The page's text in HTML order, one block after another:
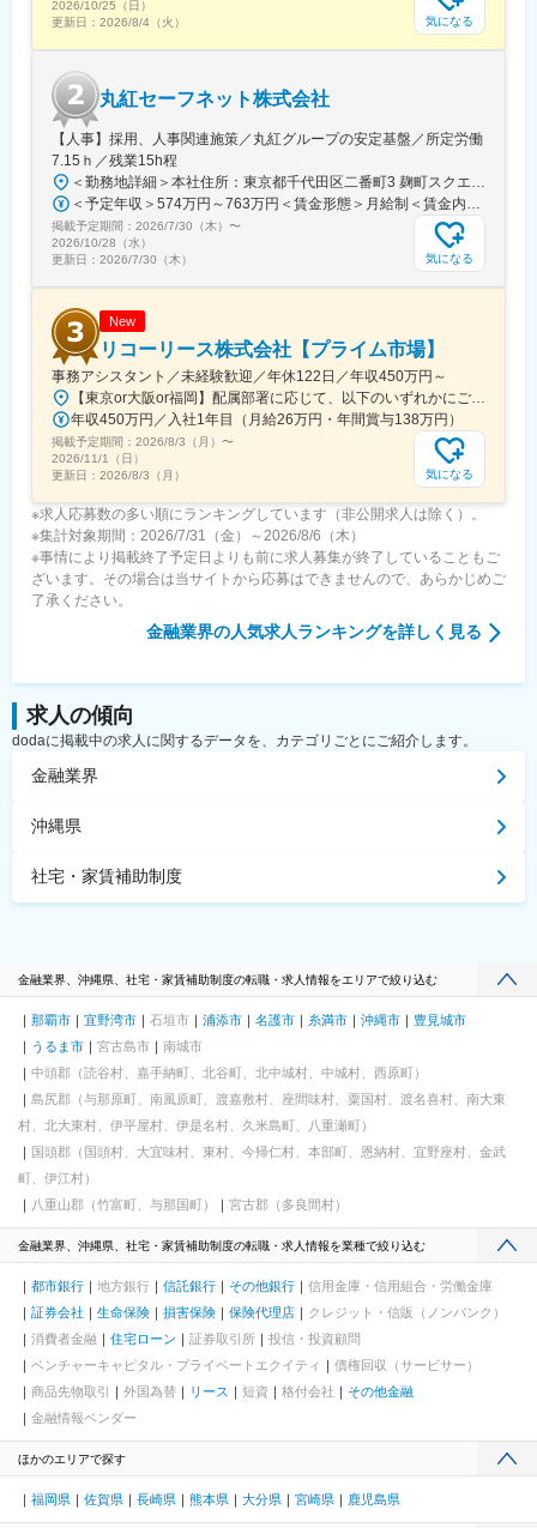
将来的には食農関連企業への融資や信用リスク管理分野など、農
業融資の周辺領域でのキャリアアップが可能です。
■企業の特徴/魅力
当社は社会貢献性と安定的な収益の両立を実現し、フラットな組
織風土のもとで成長を支援します。
変更の範囲：会社の定める業務
2026/10/25（日）
更新日： 2026/8/4（火） 気になる
丸紅セーフネット株式会社
【人事】採用、人事関連施策／丸紅グループの安定基盤／所定労働
7.15ｈ／残業15h程
掲載予定期間： 2026/7/30（木） 〜
2026/10/28（水）
更新日： 2026/7/30（木） 気になる
New
リコーリース株式会社【プライム市場】
事務アシスタント／未経験歓迎／年休122日／年収450万円～
年収450万円／入社1年目（月給26万円・年間賞与138万円）
掲載予定期間： 2026/8/3（月） 〜
2026/11/1（日）
更新日： 2026/8/3（月） 気になる
※求人応募数の多い順にランキングしています（非公開求人は除く）。
※集計対象期間：2026/7/31（金）～2026/8/6（木）
※事情により掲載終了予定日よりも前に求人募集が終了していることもご
ざいます。その場合は当サイトから応募はできませんので、あらかじめご
了承ください。
金融業界の人気求人ランキングを詳しく見る
求人の傾向
dodaに掲載中の求人に関するデータを、カテゴリごとにご紹介します。
金融業界
沖縄県
社宅・家賃補助制度
金融業界、沖縄県、社宅・家賃補助制度の転職・求人情報をエリアで絞り込む
那覇市 宜野湾市 石垣市 浦添市 名護市 糸満市 沖縄市
豊見城市
うるま市
宮古島市
南城市
中頭郡（読谷村、嘉手納町、北谷町、北中城村、中城村、西原町）
島尻郡（与那原町、南風原町、渡嘉敷村、座間味村、粟国村、渡名喜村、南大東
村、北大東村、伊平屋村、伊是名村、久米島町、八重瀬町）
国頭郡（国頭村、大宜味村、東村、今帰仁村、本部町、恩納村、宜野座村、金武
町、伊江村）
八重山郡（竹富町、与那国町）
宮古郡（多良間村）
金融業界、沖縄県、社宅・家賃補助制度の転職・求人情報を業種で絞り込む
都市銀行 地方銀行 信託銀行 その他銀行
信用金庫・信用組合・労働金庫
証券会社
生命保険 損害保険 保険代理店
クレジット・信販（ノンバンク）
消費者金融
住宅ローン 証券取引所
投信・投資顧問
ベンチャーキャピタル・プライベートエクイティ
債権回収（サービサー）
商品先物取引
外国為替 リース 短資 格付会社
その他金融
金融情報ベンダー
ほかのエリアで探す
福岡県 佐賀県 長崎県 熊本県 大分県 宮崎県 鹿児島県